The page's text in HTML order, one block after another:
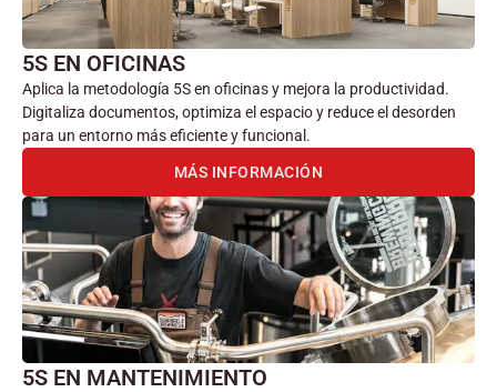
5S EN OFICINAS
Aplica la metodología 5S en oficinas y mejora la productividad.
Digitaliza documentos, optimiza el espacio y reduce el desorden
para un entorno más eficiente y funcional.
MÁS INFORMACIÓN
5S EN MANTENIMIENTO